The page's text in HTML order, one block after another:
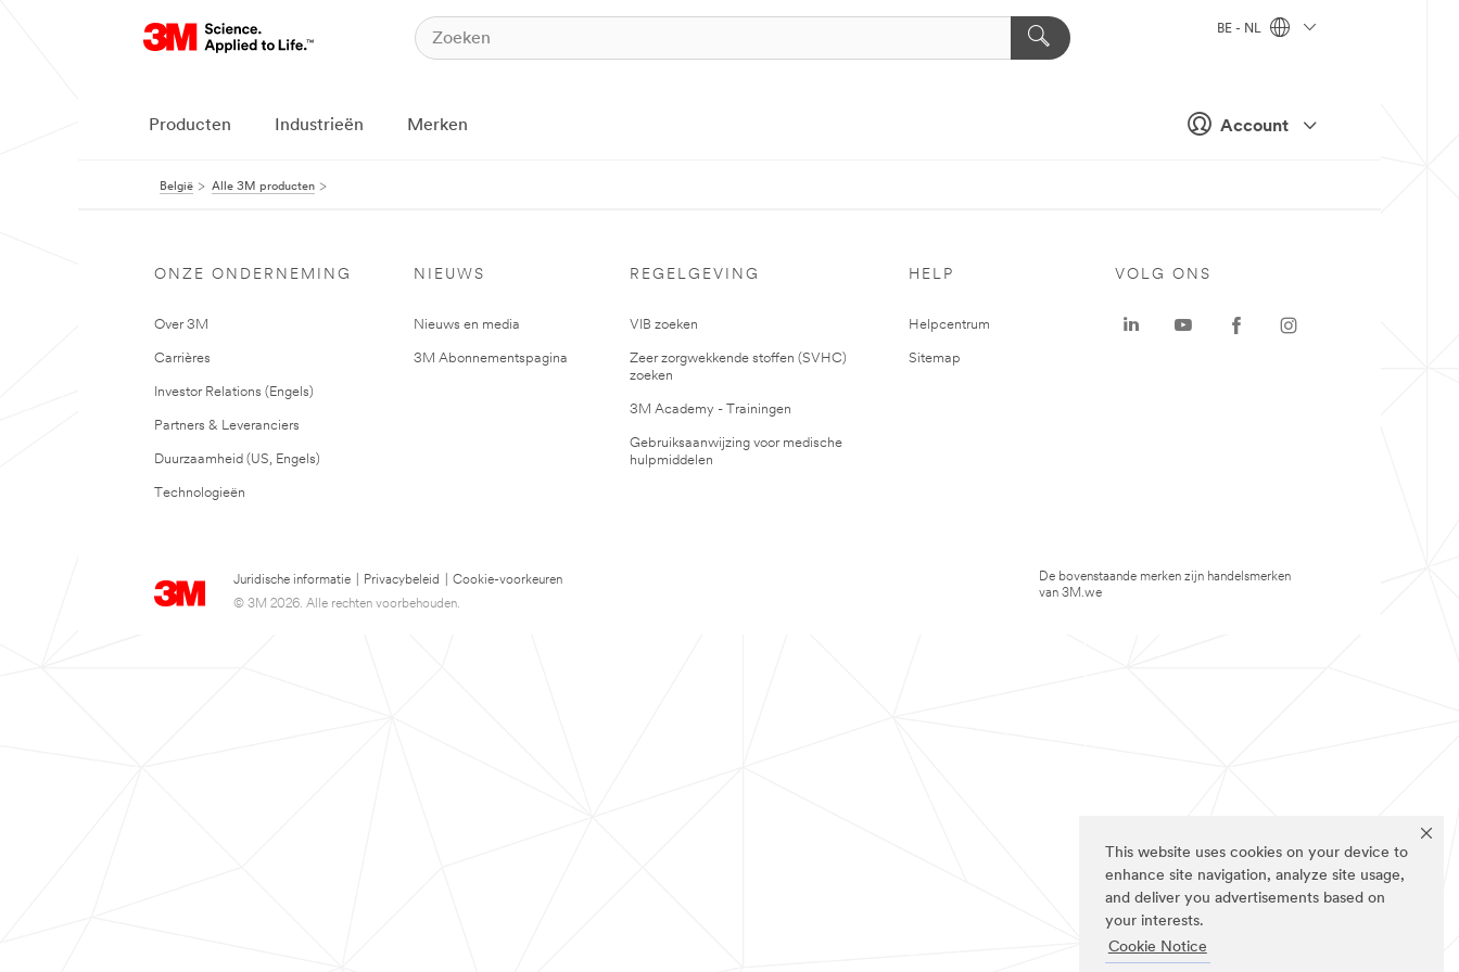
This website uses cookies on your device to
enhance site navigation, analyze site usage,
and deliver you advertisements based on
your interests.
Cookie Notice
Account
BE - NL
Producten Industrieën Merken
België Alle 3M producten
ONZE ONDERNEMING
Over 3M
Carrières
Investor Relations (Engels)
Partners & Leveranciers
Duurzaamheid (US, Engels)
Technologieën
NIEUWS
Nieuws en media
3M Abonnementspagina
REGELGEVING
VIB zoeken
Zeer zorgwekkende stoffen (SVHC)
zoeken
3M Academy - Trainingen
Gebruiksaanwijzing voor medische
hulpmiddelen
HELP
Helpcentrum
Sitemap
Juridische informatie Privacybeleid
Cookie-voorkeuren
© 3M 2026. Alle rechten voorbehouden.
VOLG ONS
De bovenstaande merken zijn handelsmerken
van 3M.we